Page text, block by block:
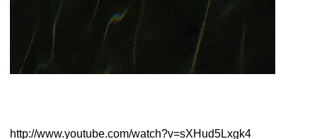
http://www.youtube.com/watch?v=sXHud5Lxgk4